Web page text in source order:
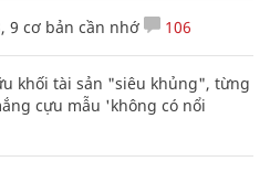
9 cơ bản cần nhớ 106
khối tài sản "siêu khủng", từng
cựu mẫu 'không có nổi